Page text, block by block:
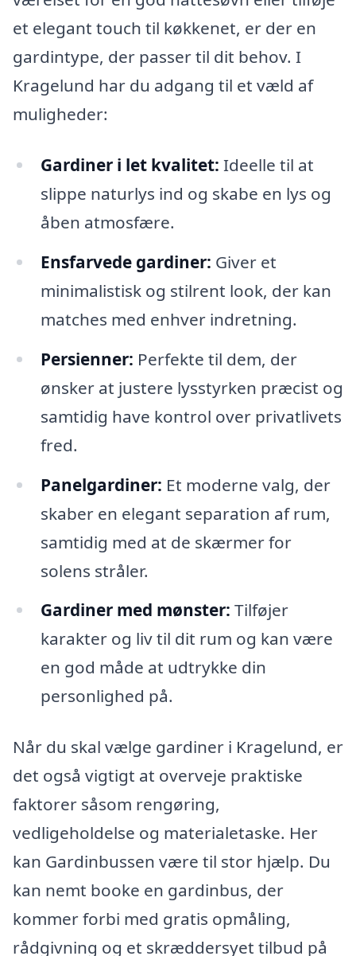
et elegant touch til køkkenet, er der en
gardintype, der passer til dit behov. I
Kragelund har du adgang til et væld af
muligheder:
Gardiner i let kvalitet: Ideelle til at
slippe naturlys ind og skabe en lys og
åben atmosfære.
Ensfarvede gardiner: Giver et
minimalistisk og stilrent look, der kan
matches med enhver indretning.
Persienner: Perfekte til dem, der
ønsker at justere lysstyrken præcist og
samtidig have kontrol over privatlivets
fred.
Panelgardiner: Et moderne valg, der
skaber en elegant separation af rum,
samtidig med at de skærmer for
solens stråler.
Gardiner med mønster: Tilføjer
karakter og liv til dit rum og kan være
en god måde at udtrykke din
personlighed på.
Når du skal vælge gardiner i Kragelund, er
det også vigtigt at overveje praktiske
faktorer såsom rengøring,
vedligeholdelse og materialetaske. Her
kan Gardinbussen være til stor hjælp. Du
kan nemt booke en gardinbus, der
kommer forbi med gratis opmåling,
rådgivning og et skræddersyet tilbud på